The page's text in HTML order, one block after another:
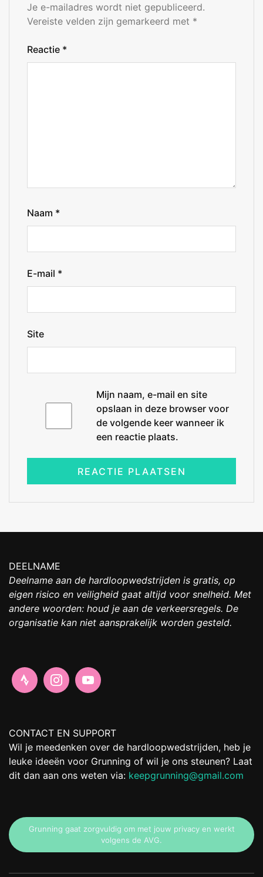
Je e-mailadres wordt niet gepubliceerd.
Vereiste velden zijn gemarkeerd met *
Reactie *
Naam *
E-mail *
Site
Mijn naam, e-mail en site
opslaan in deze browser voor
de volgende keer wanneer ik
een reactie plaats.
DEELNAME
Deelname aan de hardloopwedstrijden is gratis, op
eigen risico en veiligheid gaat altijd voor snelheid. Met
andere woorden: houd je aan de verkeersregels. De
organisatie kan niet aansprakelijk worden gesteld.
CONTACT EN SUPPORT
Wil je meedenken over de hardloopwedstrijden, heb je
leuke ideeën voor Grunning of wil je ons steunen? Laat
dit dan aan ons weten via: keepgrunning@gmail.com
Grunning gaat zorgvuldig om met jouw privacy en werkt
volgens de AVG.